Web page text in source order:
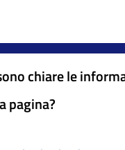
chiare le
pagina?